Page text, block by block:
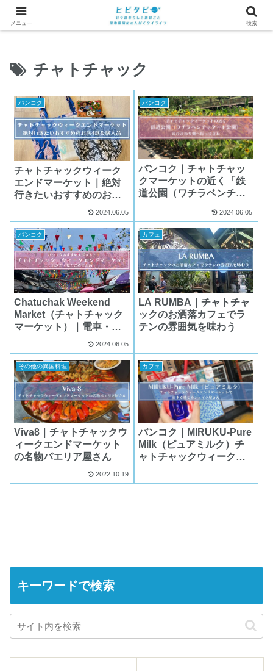
チャトチャック
バンコク
チャトチャックウィーク
エンドマーケット｜絶対
行きたいおすすめのお店4
2024.06.05
バンコク
バンコク｜チャトチャッ
クマーケットの近く「鉄
道公園（ワチラベンチャ
り畑へ行ってきた 2024.06.05
バンコク
Chatuchak Weekend
Market（チャトチャック
マーケット）｜電車・タ
クシーでの行き方・見ど
ころまとめ
2024.06.05
カフェ
LA RUMBA｜チャトチャ
ックのお洒落カフェでラ
テンの雰囲気を味わう
その他の異国料理
Viva8｜チャトチャックウ
ィークエンドマーケット
の名物パエリア屋さん
2022.10.19
カフェ
バンコク｜MIRUKU-Pure
Milk（ピュアミルク）チ
ャトチャックウィークエ
感じるシェイク屋さん
キーワードで検索
メニュー 検索